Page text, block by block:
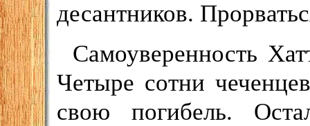
десантников.
Самоуверенность
Четыре сотни
свою погибель.